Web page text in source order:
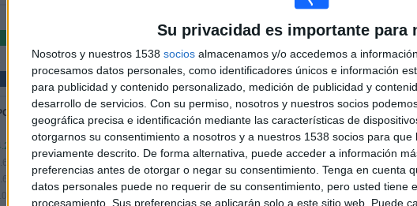
Su privacidad es importante para
Nosotros y nuestros 1538 socios almacenamos y/o accedemos a
procesamos datos personales, como identificadores únicos e información
para publicidad y contenido personalizado, medición de publicidad y
desarrollo de servicios. Con su permiso, nosotros y nuestros socios
geográfica precisa e identificación mediante las características de
otorgarnos su consentimiento a nosotros y a nuestros 1538 socios para
previamente descrito. De forma alternativa, puede acceder a información
preferencias antes de otorgar o negar su consentimiento. Tenga en cuenta
datos personales puede no requerir de su consentimiento, pero usted tiene
procesamiento. Sus preferencias se aplicarán solo a este sitio web. Puede
49.39%
MÁXIMO
7
VS
TOTAL
4
COMPETICIONES
RANKING POR COMPETICIONES
Serie B Brasil
99 (60.37%)
Copa do Brasil